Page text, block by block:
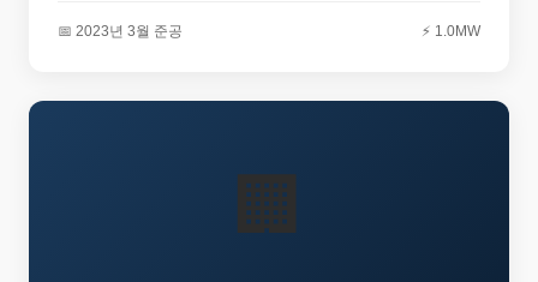
📅 2023년 3월 준공 ⚡ 1.0MW
🏢